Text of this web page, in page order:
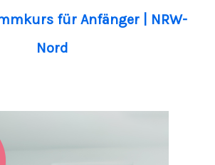
für Anfänger | NRW-
Nord